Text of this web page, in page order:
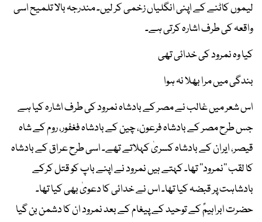
لیموں کاٹنے کے اپنی انگلیاں زخمی کر لیں۔ مندرجہ بالا تلمیح اسی
واقعہ کی طرف اشارہ کرتی ہے۔
کیا وہ نمرود کی خدائی تھی
بندگی میں مرا بھلا نہ ہوا
اس شعر میں غالب نے مصر کے بادشاہ نمرود کی طرف اشارہ کیا ہے
جس طرح مصر کے بادشاہ فرعون، چین کے بادشاہ فغفور، روم کے شاہ
قیصر، ایران کے بادشاہ کسریٰ کہلاتے تھے۔ اسی طرح عراق کے بادشاہ
کا لقب ’’نمرود‘‘ تھا۔ کہتے ہیں نمرود نے اپنے باپ کو قتل کرکے
بادشاہت پر قبضہ کیا تھا۔ اس نے خدائی کا دعویٰ بھی کیا تھا۔
حضرت ابراہیمؑ کے توحید کے پیغام کے بعد نمرود ان کا دشمن بن گیا